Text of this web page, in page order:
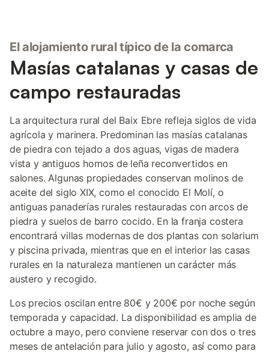
El alojamiento rural típico de la comarca
Masías catalanas y casas de
campo restauradas
La arquitectura rural del Baix Ebre refleja siglos de vida
agrícola y marinera. Predominan las masías catalanas
de piedra con tejado a dos aguas, vigas de madera
vista y antiguos hornos de leña reconvertidos en
salones. Algunas propiedades conservan molinos de
aceite del siglo XIX, como el conocido El Molí, o
antiguas panaderías rurales restauradas con arcos de
piedra y suelos de barro cocido. En la franja costera
encontrará villas modernas de dos plantas con solarium
y piscina privada, mientras que en el interior las casas
rurales en la naturaleza mantienen un carácter más
austero y recogido.
Los precios oscilan entre 80€ y 200€ por noche según
temporada y capacidad. La disponibilidad es amplia de
octubre a mayo, pero conviene reservar con dos o tres
meses de antelación para julio y agosto, así como para